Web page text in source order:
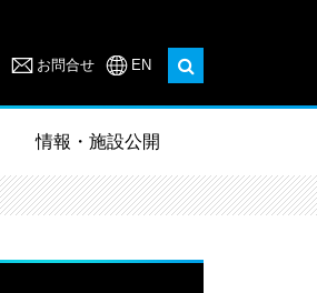
お問合せ EN
情報・施設公開